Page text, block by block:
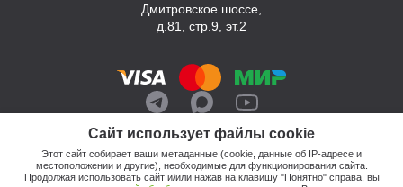
Сайт использует файлы cookie
Этот сайт собирает ваши метаданные (cookie, данные об IP-адресе и
местоположении и другие), необходимые для функционирования сайта.
Продолжая использовать сайт и/или нажав на клавишу "Понятно" справа, вы
Дмитровское шоссе,
д.81, стр.9, эт.2